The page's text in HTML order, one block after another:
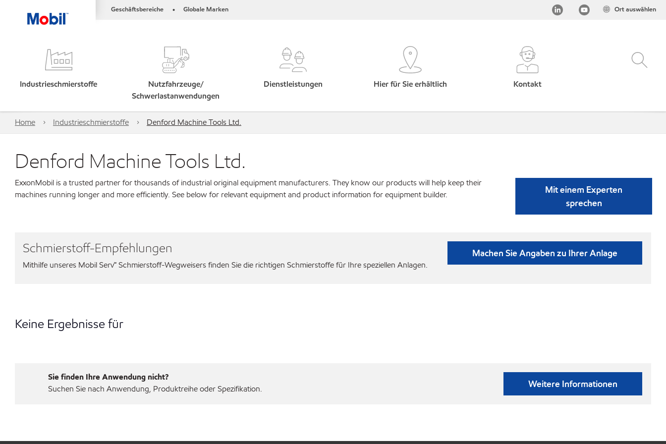
Geschäftsbereiche • Globale Marken Ort auswählen
Industrieschmierstoffe
Nutzfahrzeuge/
Schwerlastanwendungen
Dienstleistungen Hier für Sie erhältlich Kontakt
Home Industrieschmierstoffe Denford Machine Tools Ltd.
Denford Machine Tools Ltd.
ExxonMobil is a trusted partner for thousands of industrial original equipment manufacturers. They know our products will help keep their
machines running longer and more efficiently. See below for relevant equipment and product information for equipment builder.
Mit einem Experten
sprechen
Schmierstoff-Empfehlungen
Mithilfe unseres Mobil Serv℠ Schmierstoff-Wegweisers finden Sie die richtigen Schmierstoffe für Ihre speziellen Anlagen.
Machen Sie Angaben zu Ihrer Anlage
Keine Ergebnisse für
Sie finden Ihre Anwendung nicht?
Suchen Sie nach Anwendung, Produktreihe oder Spezifikation.
Weitere Informationen